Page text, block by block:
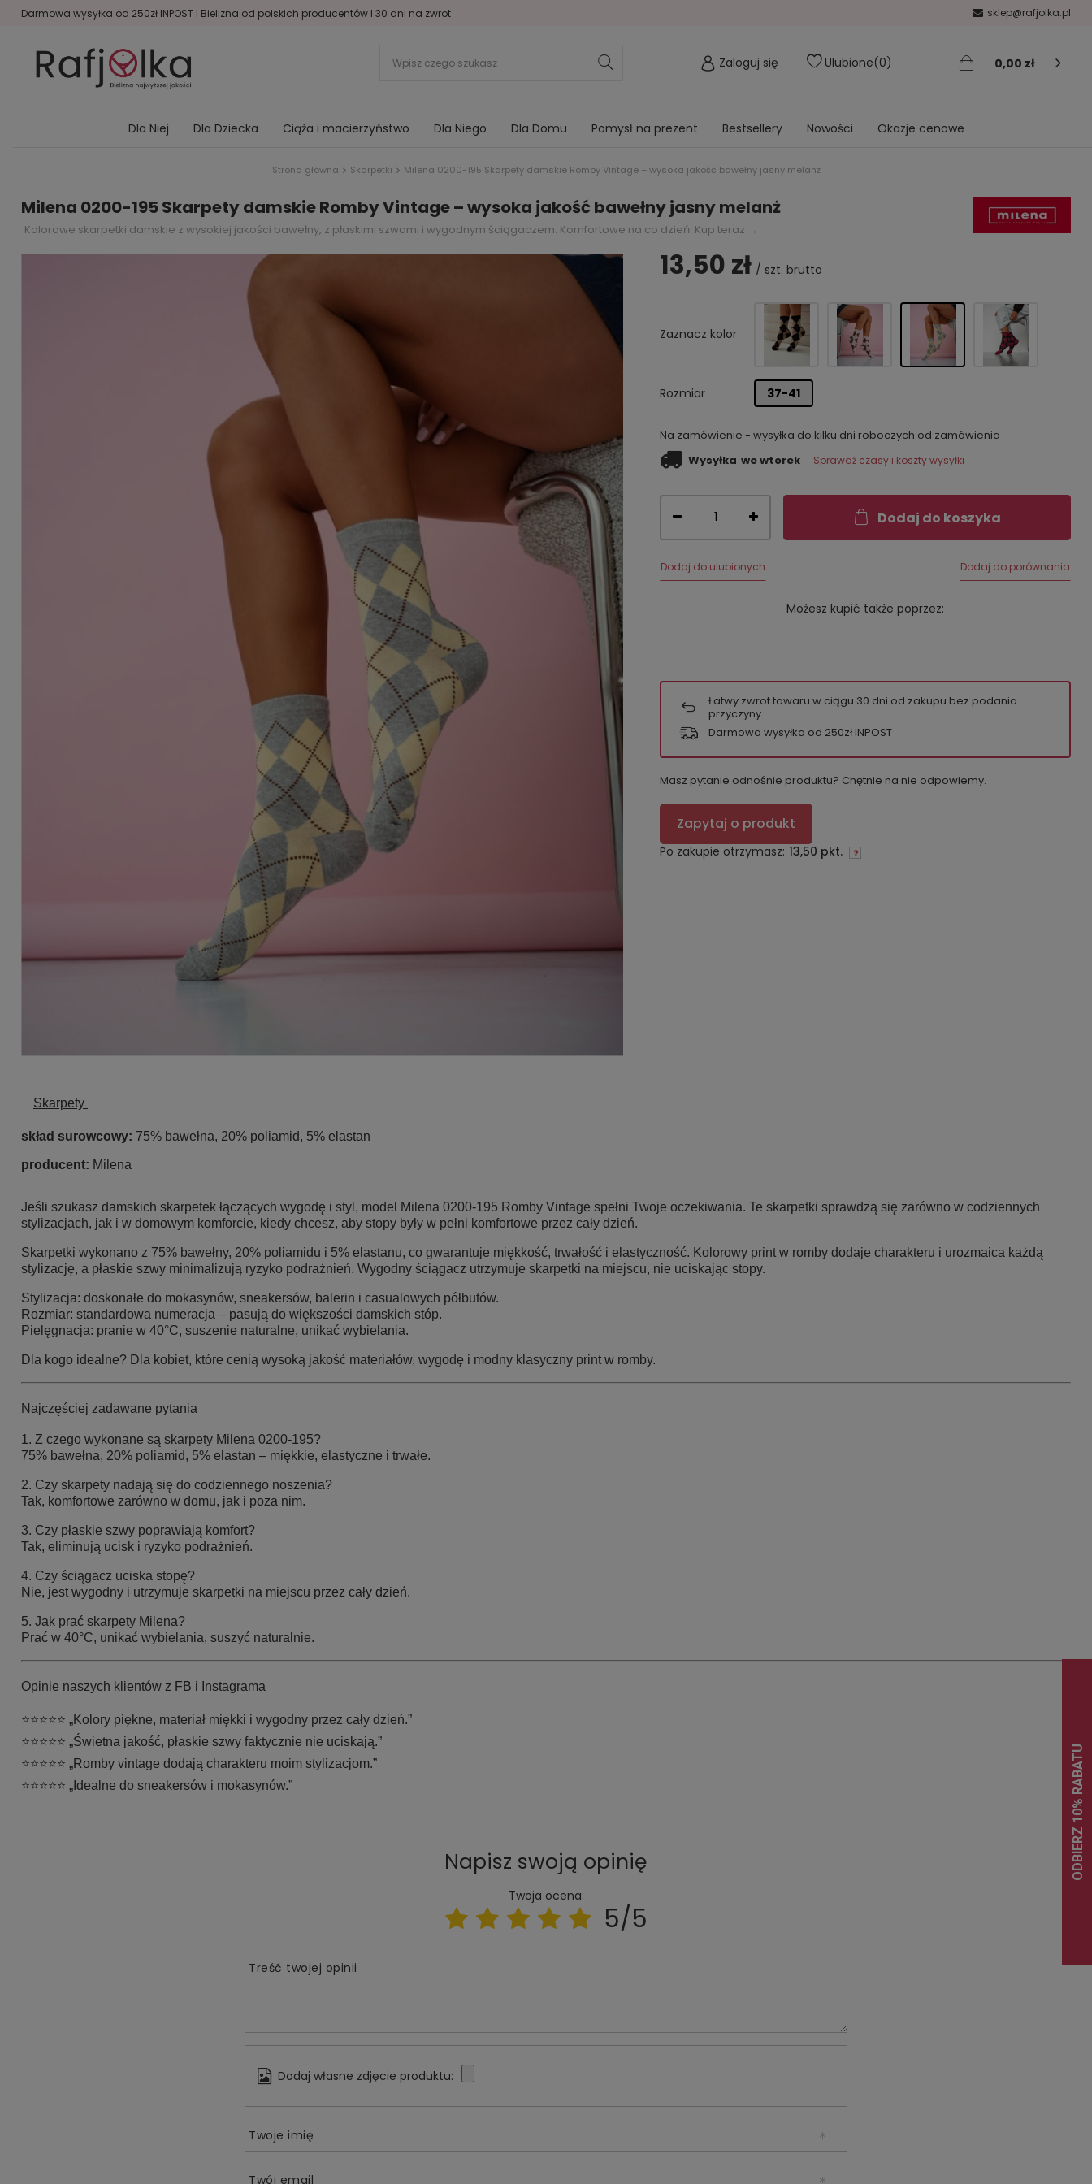
Darmowa wysyłka od 250zł INPOST I Bielizna od polskich producentów I 30 dni na zwrot sklep@rafjolka.pl
Zaloguj się Ulubione 0 0,00 zł
Dla Niej Dla Dziecka Ciąża i macierzyństwo Dla Niego Dla Domu Pomysł na prezent Bestsellery Nowości Okazje cenowe
Strona główna Skarpetki Milena 0200-195 Skarpety damskie Romby Vintage – wysoka jakość bawełny jasny melanż
Milena 0200-195 Skarpety damskie Romby Vintage – wysoka jakość bawełny jasny melanż
Kolorowe skarpetki damskie z wysokiej jakości bawełny, z płaskimi szwami i wygodnym ściągaczem. Komfortowe na co dzień. Kup teraz →
13,50 zł / szt. brutto
Zaznacz kolor
Rozmiar 37-41
Na zamówienie - wysyłka do kilku dni roboczych od zamówienia
Wysyłka we wtorek Sprawdź czasy i koszty wysyłki
Dodaj do koszyka
Dodaj do ulubionych Dodaj do porównania
Możesz kupić także poprzez:
Łatwy zwrot towaru w ciągu 30 dni od zakupu bez podania
przyczyny
Darmowa wysyłka od 250zł INPOST
Masz pytanie odnośnie produktu? Chętnie na nie odpowiemy.
Zapytaj o produkt
Po zakupie otrzymasz: 13,50 pkt.
Skarpety
skład surowcowy: 75% bawełna, 20% poliamid, 5% elastan
producent: Milena
Jeśli szukasz damskich skarpetek łączących wygodę i styl , model Milena 0200-195 Romby Vintage spełni Twoje oczekiwania. Te skarpetki sprawdzą się zarówno w codziennych
stylizacjach, jak i w domowym komforcie, kiedy chcesz, aby stopy były w pełni komfortowe przez cały dzień.
Skarpetki wykonano z 75% bawełny, 20% poliamidu i 5% elastanu, co gwarantuje miękkość, trwałość i elastyczność. Kolorowy print w romby dodaje charakteru i urozmaica każdą
stylizację, a płaskie szwy minimalizują ryzyko podrażnień. Wygodny ściągacz utrzymuje skarpetki na miejscu, nie uciskając stopy.
Stylizacja: doskonałe do mokasynów, sneakersów, balerin i casualowych półbutów.
Rozmiar: standardowa numeracja – pasują do większości damskich stóp.
Pielęgnacja: pranie w 40°C, suszenie naturalne, unikać wybielania.
Dla kogo idealne? Dla kobiet, które cenią wysoką jakość materiałów, wygodę i modny klasyczny print w romby.
Najczęściej zadawane pytania
1. Z czego wykonane są skarpety Milena 0200-195?
75% bawełna, 20% poliamid, 5% elastan – miękkie, elastyczne i trwałe.
2. Czy skarpety nadają się do codziennego noszenia?
Tak, komfortowe zarówno w domu, jak i poza nim.
3. Czy płaskie szwy poprawiają komfort?
Tak, eliminują ucisk i ryzyko podrażnień.
4. Czy ściągacz uciska stopę?
Nie, jest wygodny i utrzymuje skarpetki na miejscu przez cały dzień.
5. Jak prać skarpety Milena?
Prać w 40°C, unikać wybielania, suszyć naturalnie.
Opinie naszych klientów z FB i Instagrama
⭐️⭐️⭐️⭐️⭐️ „Kolory piękne, materiał miękki i wygodny przez cały dzień.”
⭐️⭐️⭐️⭐️⭐️ „Świetna jakość, płaskie szwy faktycznie nie uciskają.”
⭐️⭐️⭐️⭐️⭐️ „Romby vintage dodają charakteru moim stylizacjom.”
⭐️⭐️⭐️⭐️⭐️ „Idealne do sneakersów i mokasynów.”
Napisz swoją opinię
Twoja ocena:
5/5
Treść twojej opinii
Dodaj własne zdjęcie produktu:
Twoje imię
Twój email